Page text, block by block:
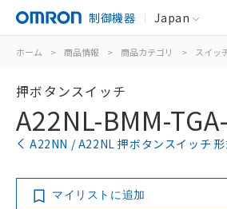
制御機器 Japan
ホーム > 商品情報 > 商品カテゴリ > スイッ
押ボタンスイッチ
A22NL-BMM-
A22NN / A22NL 押ボタンスイッチ
マイリストに追加